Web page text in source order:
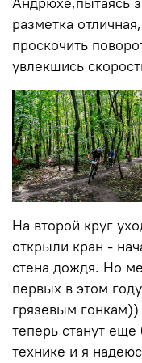
разметка
проскочить
увлекшись
На второй круг
открыли кран -
стена дождя. Но
первых в этом
грязевым
теперь станут
технике и я